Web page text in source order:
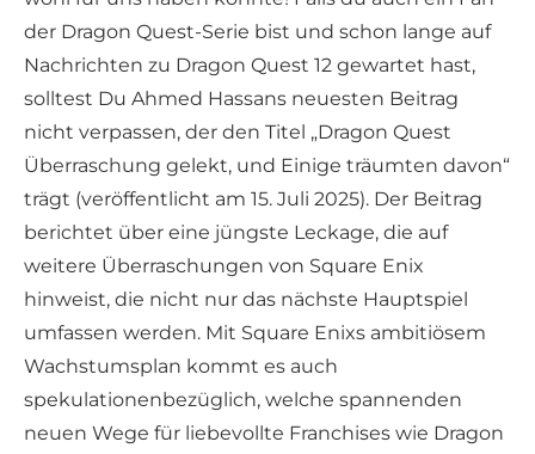
der Dragon Quest-Serie bist und schon lange auf
Nachrichten zu Dragon Quest 12 gewartet hast,
solltest Du Ahmed Hassans neuesten Beitrag
nicht verpassen, der den Titel „Dragon Quest
Überraschung gelekt, und Einige träumten davon“
trägt (veröffentlicht am 15. Juli 2025). Der Beitrag
berichtet über eine jüngste Leckage, die auf
weitere Überraschungen von Square Enix
hinweist, die nicht nur das nächste Hauptspiel
umfassen werden. Mit Square Enixs ambitiösem
Wachstumsplan kommt es auch
spekulationenbezüglich, welche spannenden
neuen Wege für liebevollte Franchises wie Dragon